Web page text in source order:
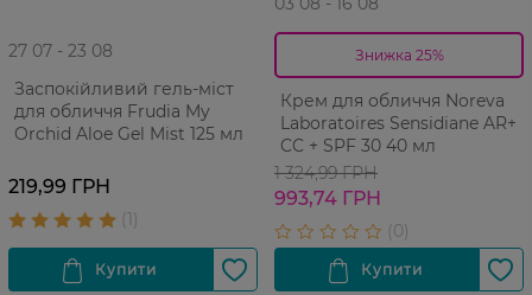
27 07 - 23 08
Заспокійливий гель-міст
для обличчя Frudia My
Orchid Aloe Gel Mist 125 мл
219,99 ГРН
Знижка 25%
Крем для обличчя Noreva
Laboratoires Sensidiane AR+
CC + SPF 30 40 мл
1 324,99 ГРН
993,74 ГРН